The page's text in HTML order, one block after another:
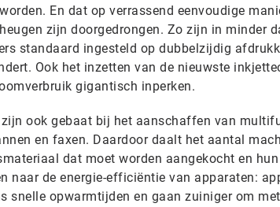
En dat op verrassend eenvoudige
zijn doorgedrongen. Zo zijn in minder
standaard ingesteld op dubbelzijdig
Ook het inzetten van de nieuwste
gigantisch inperken.
ook gebaat bij het aanschaffen van
en faxen. Daardoor daalt het aantal
dat moet worden aangekocht en
naar de energie-efficiëntie van apparaten:
snelle opwarmtijden en gaan zuiniger om